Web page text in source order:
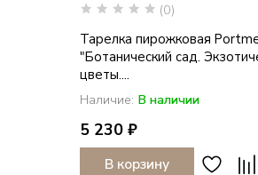
(0)
Тарелка пирожковая
"Ботанический сад.
цветы....
Наличие: В наличии
5 230 ₽
В корзину